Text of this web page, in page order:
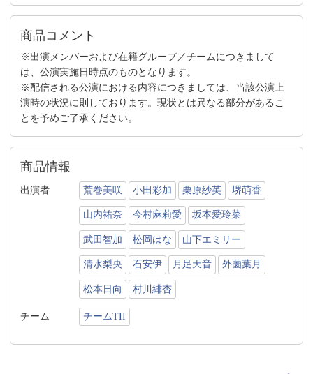
商品コメント
※出演メンバーおよび在籍グループ／チームにつきまして
は、公演実施日時点のものとなります。
※配信される公演における内容につきましては、当該公演上
演時の状況に則しております。現状とは異なる部分があるこ
とを予めご了承ください。
商品情報
出演者 荒巻美咲 小田彩加 栗原紗英 堺萌香
山内祐奈 今村麻莉愛 坂本愛玲菜
武田智加 松岡はな 山下エミリー
清水梨央 石安伊 月足天音 外薗葉月
松本日向 村川緋杏
チーム チームTII